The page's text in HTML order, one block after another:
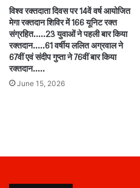
विश्व रक्तदाता दिवस पर 14वें वर्ष आयोजित
मेगा रक्तदान शिविर में 166 यूनिट रक्त
संग्रहित…..23 युवाओं ने पहली बार किया
रक्तदान…..61 वर्षीय ललित अग्रवाल ने
67वीं एवं संदीप गुप्ता ने 76वीं बार किया
रक्तदान…..
June 15, 2026